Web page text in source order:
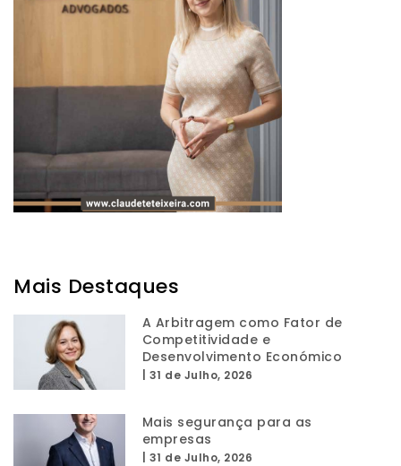
Mais Destaques
A Arbitragem como Fator de
Competitividade e
Desenvolvimento Económico
31 de Julho, 2026
Mais segurança para as
empresas
31 de Julho, 2026